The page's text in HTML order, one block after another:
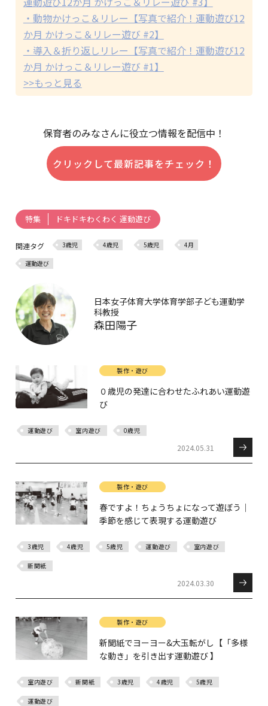
・動物かけっこ＆リレー【写真で紹介！運動遊び12
か月 かけっこ＆リレー遊び #2】
・導入＆折り返しリレー【写真で紹介！運動遊び12
か月 かけっこ＆リレー遊び #1】
>>もっと見る
保育者のみなさんに役立つ情報を配信中！
クリックして最新記事をチェック！
特集 ドキドキわくわく 運動遊び
関連タグ 3歳児 4歳児 5歳児 4月
運動遊び
日本女子体育大学体育学部子ども運動学
科教授
森田陽子
製作・遊び
０歳児の発達に合わせたふれあい運動遊
び
運動遊び 室内遊び 0歳児
2024.05.31
製作・遊び
春ですよ！ちょうちょになって遊ぼう｜
季節を感じて表現する運動遊び
3歳児 4歳児 5歳児 運動遊び 室内遊び
新聞紙
2024.03.30
製作・遊び
新聞紙でヨーヨー&大玉転がし【「多様
な動き」を引き出す運動遊び 】
室内遊び 新聞紙 3歳児 4歳児 5歳児
運動遊び